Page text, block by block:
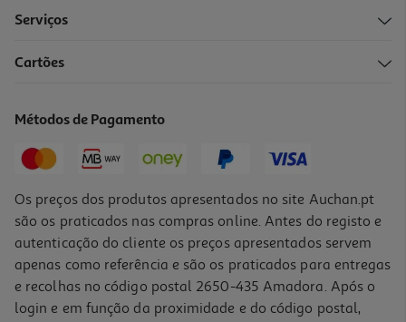
Serviços
Cartões
Métodos de Pagamento
Os preços dos produtos apresentados no site Auchan.pt
são os praticados nas compras online. Antes do registo e
autenticação do cliente os preços apresentados servem
apenas como referência e são os praticados para entregas
e recolhas no código postal 2650-435 Amadora. Após o
login e em função da proximidade e do código postal,